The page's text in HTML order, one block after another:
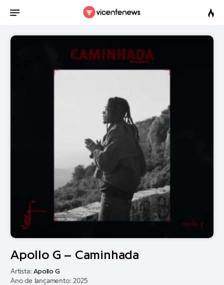
Apollo G – Caminhada
Artista:Apollo G
Ano de lançamento: 2025